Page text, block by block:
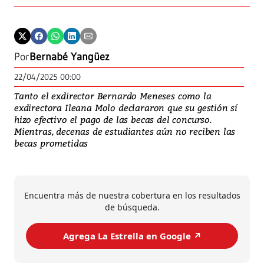
PorBernabé Yangüez
22/04/2025 00:00
Tanto el exdirector Bernardo Meneses como la
exdirectora Ileana Molo declararon que su gestión sí
hizo efectivo el pago de las becas del concurso.
Mientras, decenas de estudiantes aún no reciben las
becas prometidas
Encuentra más de nuestra cobertura en los resultados
de búsqueda.
Agrega La Estrella en Google ↗️